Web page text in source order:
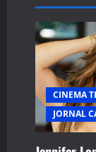
CINEMA
JORNAL